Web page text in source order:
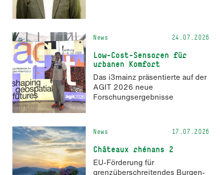
News 24.07.2026
Low-Cost-Sensoren für
urbanen Komfort
Das i3mainz präsentierte auf der
AGIT 2026 neue
Forschungsergebnisse
News 17.07.2026
Châteaux rhénans 2
EU-Förderung für
grenzüberschreitendes Burgen-